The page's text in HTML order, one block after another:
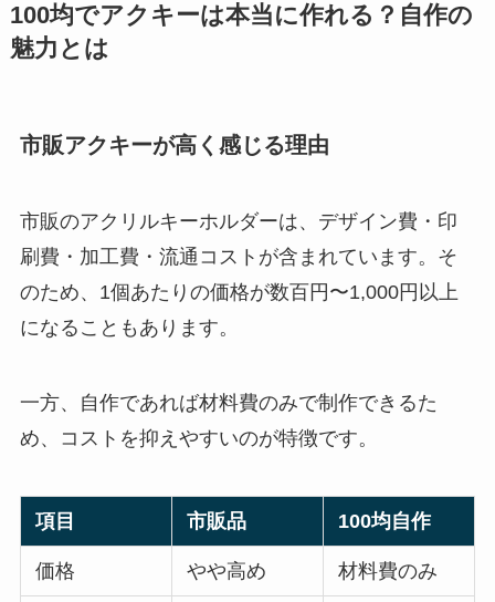
100均でアクキーは本当に作れる？自作の
魅力とは
市販アクキーが高く感じる理由
市販のアクリルキーホルダーは、デザイン費・印
刷費・加工費・流通コストが含まれています。そ
のため、1個あたりの価格が数百円〜1,000円以上
になることもあります。
一方、自作であれば材料費のみで制作できるた
め、コストを抑えやすいのが特徴です。
項目 市販品 100均自作
価格 やや高め 材料費のみ